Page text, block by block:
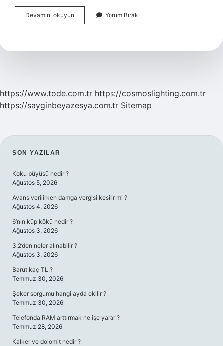
Devamını okuyun
Atamaları
Yapılıyor
Yorum Bırak
https://www.tode.com.tr https://cosmoslighting.com.tr
https://sayginbeyazesya.com.tr Sitemap
SIDEBAR
SON YAZILAR
Koku büyüsü nedir ?
Ağustos 5, 2026
Avans verilirken damga vergisi kesilir mi ?
Ağustos 4, 2026
6’nın küp kökü nedir ?
Ağustos 3, 2026
3.2’den neler alınabilir ?
Ağustos 3, 2026
Barut kaç TL ?
Temmuz 30, 2026
Şeker sorgumu hangi ayda ekilir ?
Temmuz 30, 2026
Telefonda RAM arttırmak ne işe yarar ?
Temmuz 28, 2026
Kalker ve dolomit nedir ?